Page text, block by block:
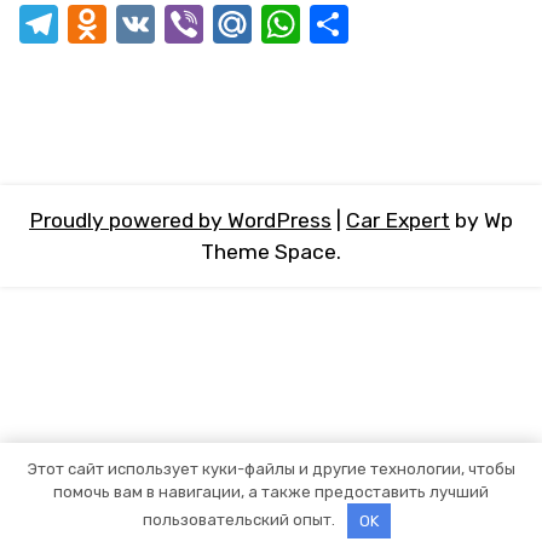
Telegram
Odnoklassniki
VK ViberMail.RuWhatsApp
Proudly powered by WordPress Car Expert by Wp
Theme Space.
Этот сайт использует куки-файлы и другие технологии, чтобы
помочь вам в навигации, а также предоставить лучший
пользовательский опыт.
OK